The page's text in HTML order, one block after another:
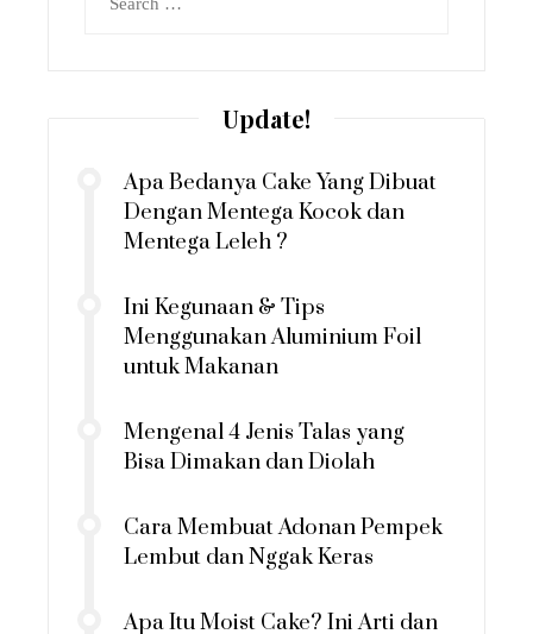
Update!
Apa Bedanya Cake Yang Dibuat
Dengan Mentega Kocok dan
Mentega Leleh ?
Ini Kegunaan & Tips
Menggunakan Aluminium Foil
untuk Makanan
Mengenal 4 Jenis Talas yang
Bisa Dimakan dan Diolah
Cara Membuat Adonan Pempek
Lembut dan Nggak Keras
Apa Itu Moist Cake? Ini Arti dan